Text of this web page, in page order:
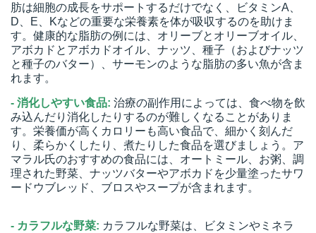
肪は細胞の成長をサポートするだけでなく、ビタミンA、
D、E、Kなどの重要な栄養素を体が吸収するのを助けま
す。健康的な脂肪の例には、オリーブとオリーブオイル、
アボカドとアボカドオイル、ナッツ、種子（およびナッツ
と種子のバター）、サーモンのような脂肪の多い魚が含ま
れます。
- 消化しやすい食品: 治療の副作用によっては、食べ物を飲
み込んだり消化したりするのが難しくなることがありま
す。栄養価が高くカロリーも高い食品で、細かく刻んだ
り、柔らかくしたり、煮たりした食品を選びましょう。ア
マラル氏のおすすめの食品には、オートミール、お粥、調
理された野菜、ナッツバターやアボカドを少量塗ったサワ
ードウブレッド、ブロスやスープが含まれます。
- カラフルな野菜: カラフルな野菜は、ビタミンやミネラ